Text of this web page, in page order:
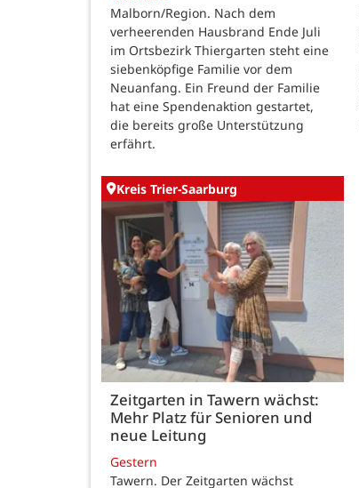
Malborn/Region. Nach dem
verheerenden Hausbrand Ende Juli
im Ortsbezirk Thiergarten steht eine
siebenköpfige Familie vor dem
Neuanfang. Ein Freund der Familie
hat eine Spendenaktion gestartet,
die bereits große Unterstützung
erfährt.
Kreis Trier-Saarburg
Zeitgarten in Tawern wächst:
Mehr Platz für Senioren und
neue Leitung
Gestern
Tawern. Der Zeitgarten wächst